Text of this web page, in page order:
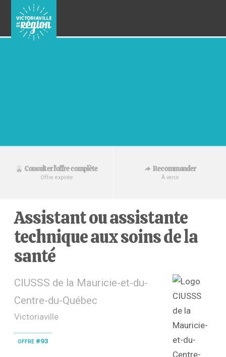
Consulter l'offre complète
Offre expirée
Recommander
À venir
Assistant ou assistante
technique aux soins de la
santé
CIUSSS de la Mauricie-et-du-
Centre-du-Québec
Victoriaville
offre #93